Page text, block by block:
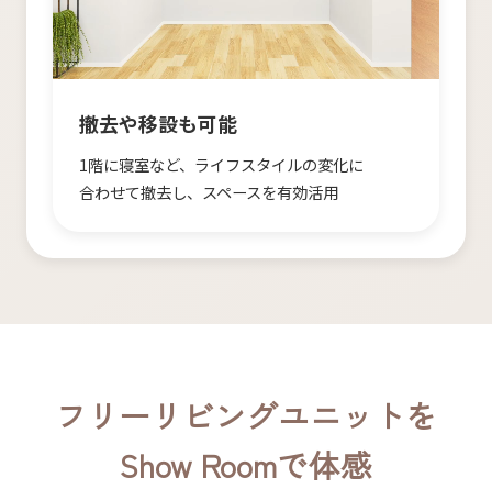
撤去や​移設も​可能
1階に​寝室など、​ライフスタイルの​変化に​
合わせて​撤去し、​スペースを​有効活用
フリーリビングユニットを​
Show Roomで​体感